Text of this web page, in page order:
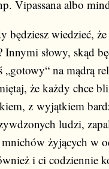
Vipassana albo
będziesz wiedzieć, że
Innymi słowy, skąd
„gotowy“ na mądrą
że każdy chce
z wyjątkiem
ludzi,
żyjących w
i ci codziennie